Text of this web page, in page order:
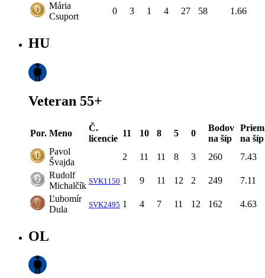
Mária
Csuport
0 3 1 4 27 58 1.66
HU
Veteran 55+
Por. Meno
Č.
licencie
11 10 8 5 0
Bodov
na šíp
na šíp
Pavol
Švajda
2 11 11 8 3 260
7.43
Rudolf
Michalčík SVK1150 1 9 11 12 2 249
7.11
Ľubomír
Dula
SVK2495 1 4 7 11 12 162 4.63
OL